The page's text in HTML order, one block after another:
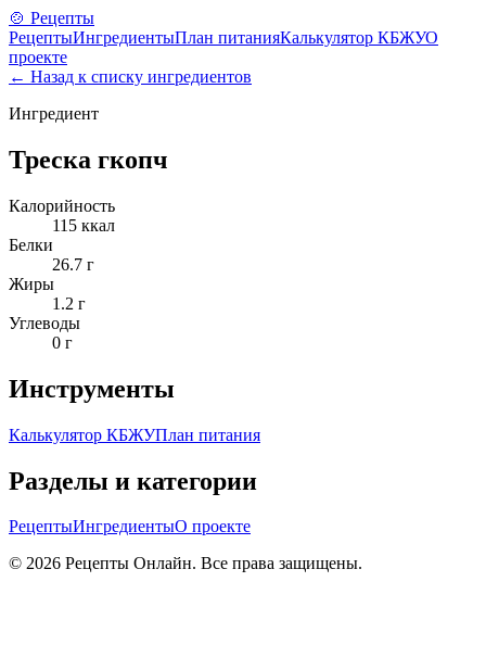
🍲 Рецепты
РецептыИнгредиентыПлан питанияКалькулятор КБЖУО
проекте
← Назад к списку ингредиентов
Ингредиент
Треска гкопч
Калорийность
115 ккал
Белки
26.7 г
Жиры
1.2 г
Углеводы
0 г
Инструменты
Калькулятор КБЖУПлан питания
Разделы и категории
РецептыИнгредиентыО проекте
© 2026 Рецепты Онлайн. Все права защищены.